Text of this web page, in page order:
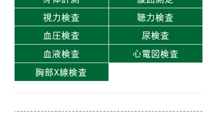
視力検査 聴力検査
血圧検査 尿検査
血液検査 心電図検査
胸部X線検査